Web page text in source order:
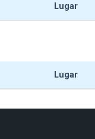
Lugar
Lugar